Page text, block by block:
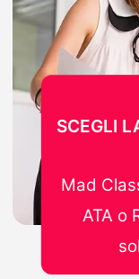
SCEGLI
Mad
ATA o